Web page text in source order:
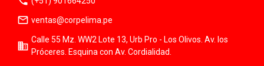
mail_outline ventas@corpelima.pe
business
Calle 55 Mz. WW2 Lote 13, Urb Pro - Los Olivos. Av. los
Próceres. Esquina con Av. Cordialidad.